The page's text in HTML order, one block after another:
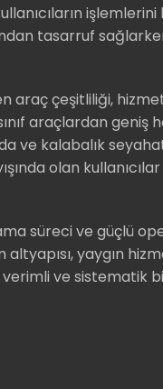
tasarruf
araç çeşitliliği,
araçlardan
ve kalabalık
olan
süreci ve güçlü
yaygın
ve sistematik